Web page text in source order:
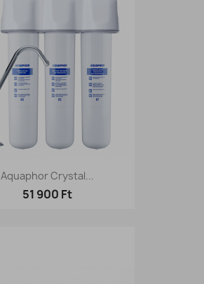
Aquaphor Crystal...
51 900 Ft